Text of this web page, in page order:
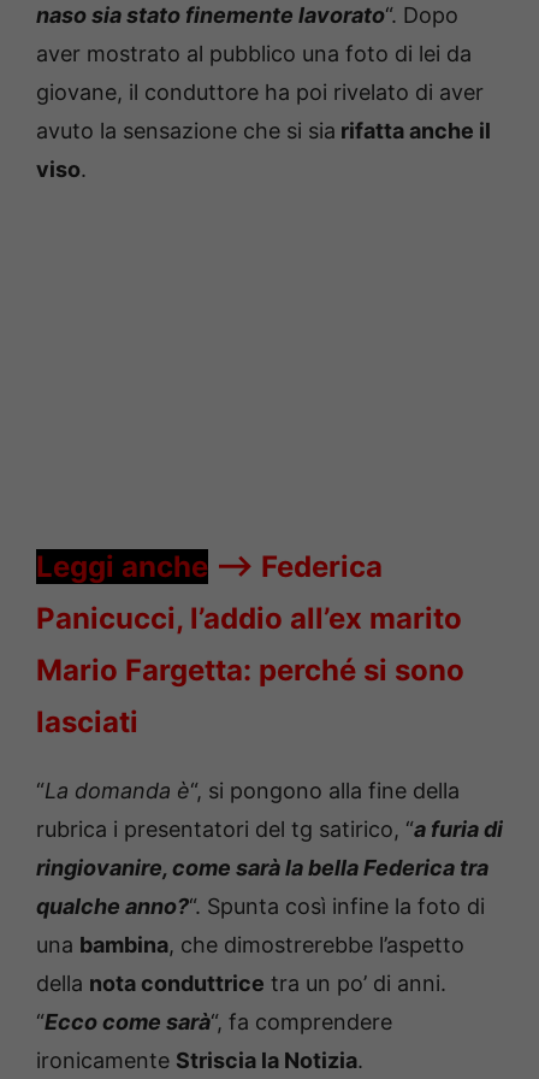
naso sia stato finemente lavorato“. Dopo
aver mostrato al pubblico una foto di lei da
giovane, il conduttore ha poi rivelato di aver
avuto la sensazione che si sia rifatta anche il
viso.
Leggi anche —-> Federica
Panicucci, l’addio all’ex marito
Mario Fargetta: perché si sono
lasciati
“La domanda è“, si pongono alla fine della
rubrica i presentatori del tg satirico, “a furia di
ringiovanire, come sarà la bella Federica tra
qualche anno?“. Spunta così infine la foto di
una bambina, che dimostrerebbe l’aspetto
della nota conduttrice tra un po’ di anni.
“Ecco come sarà“, fa comprendere
ironicamente Striscia la Notizia.